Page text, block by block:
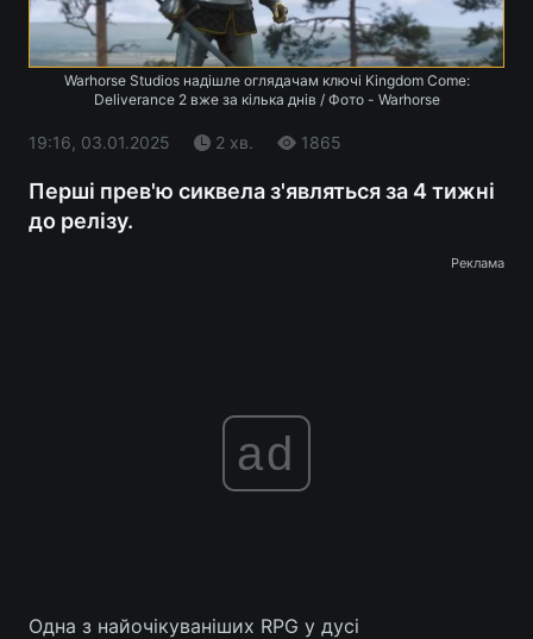
Warhorse Studios надішле оглядачам ключі Kingdom Come:
Deliverance 2 вже за кілька днів / Фото - Warhorse
19:16, 03.01.2025 2 хв. 1865
Перші прев'ю сиквела з'являться за 4 тижні
до релізу.
Реклама
ad
Одна з найочікуваніших RPG у дусі